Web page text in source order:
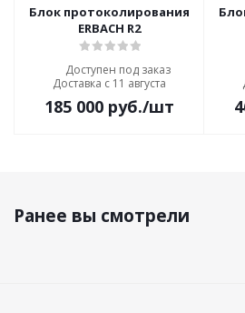
Блок протоколирования
ERBACH R2
Доступен под заказ
Доставка с 11 августа
185 000руб./шт
Ранее вы смотрели